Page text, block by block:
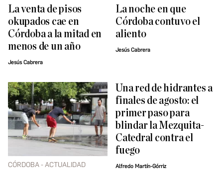
La venta de pisos
okupados cae en
Córdoba a la mitad en
menos de un año
Jesús Cabrera
La noche en que
Córdoba contuvo el
aliento
Jesús Cabrera
CÓRDOBA - ACTUALIDAD
Una red de hidrantes a
finales de agosto: el
primer paso para
blindar la Mezquita-
Catedral contra el
fuego
Alfredo Martín-Górriz